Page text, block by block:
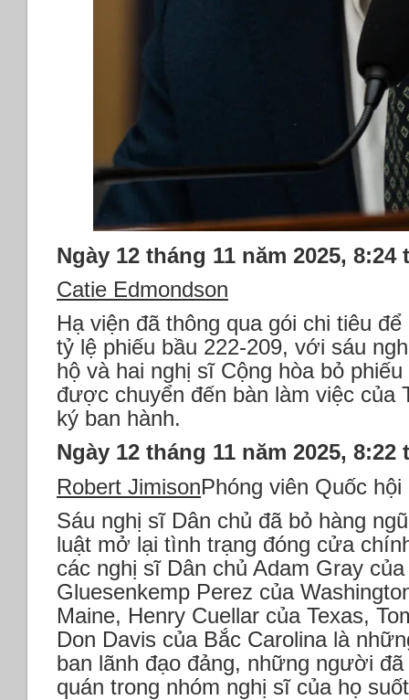
Ngày 12 tháng 11 năm 2025,
Catie Edmondson
Hạ viện đã thông qua gói chi tiêu
tỷ lệ phiếu bầu 222-209, với sáu
hộ và hai nghị sĩ Cộng hòa bỏ
được chuyển đến bàn làm việc của
ký ban hành.
Ngày 12 tháng 11 năm 2025,
Robert JimisonPhóng viên Quốc hội
Sáu nghị sĩ Dân chủ đã bỏ hàng
luật mở lại tình trạng đóng cửa
các nghị sĩ Dân chủ Adam Gray
Gluesenkemp Perez của
Maine, Henry Cuellar của Texas,
Don Davis của Bắc Carolina là
ban lãnh đạo đảng, những người
quán trong nhóm nghị sĩ của họ